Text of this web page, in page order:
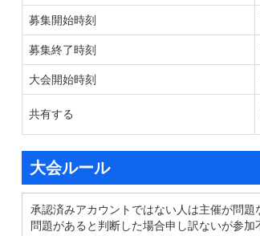
募集開始時刻
募集終了時刻
大会開始時刻
共有する
大会ルール
承認済みアカウントではない人は主催が問
問題があると判断した場合申し訳ないが参